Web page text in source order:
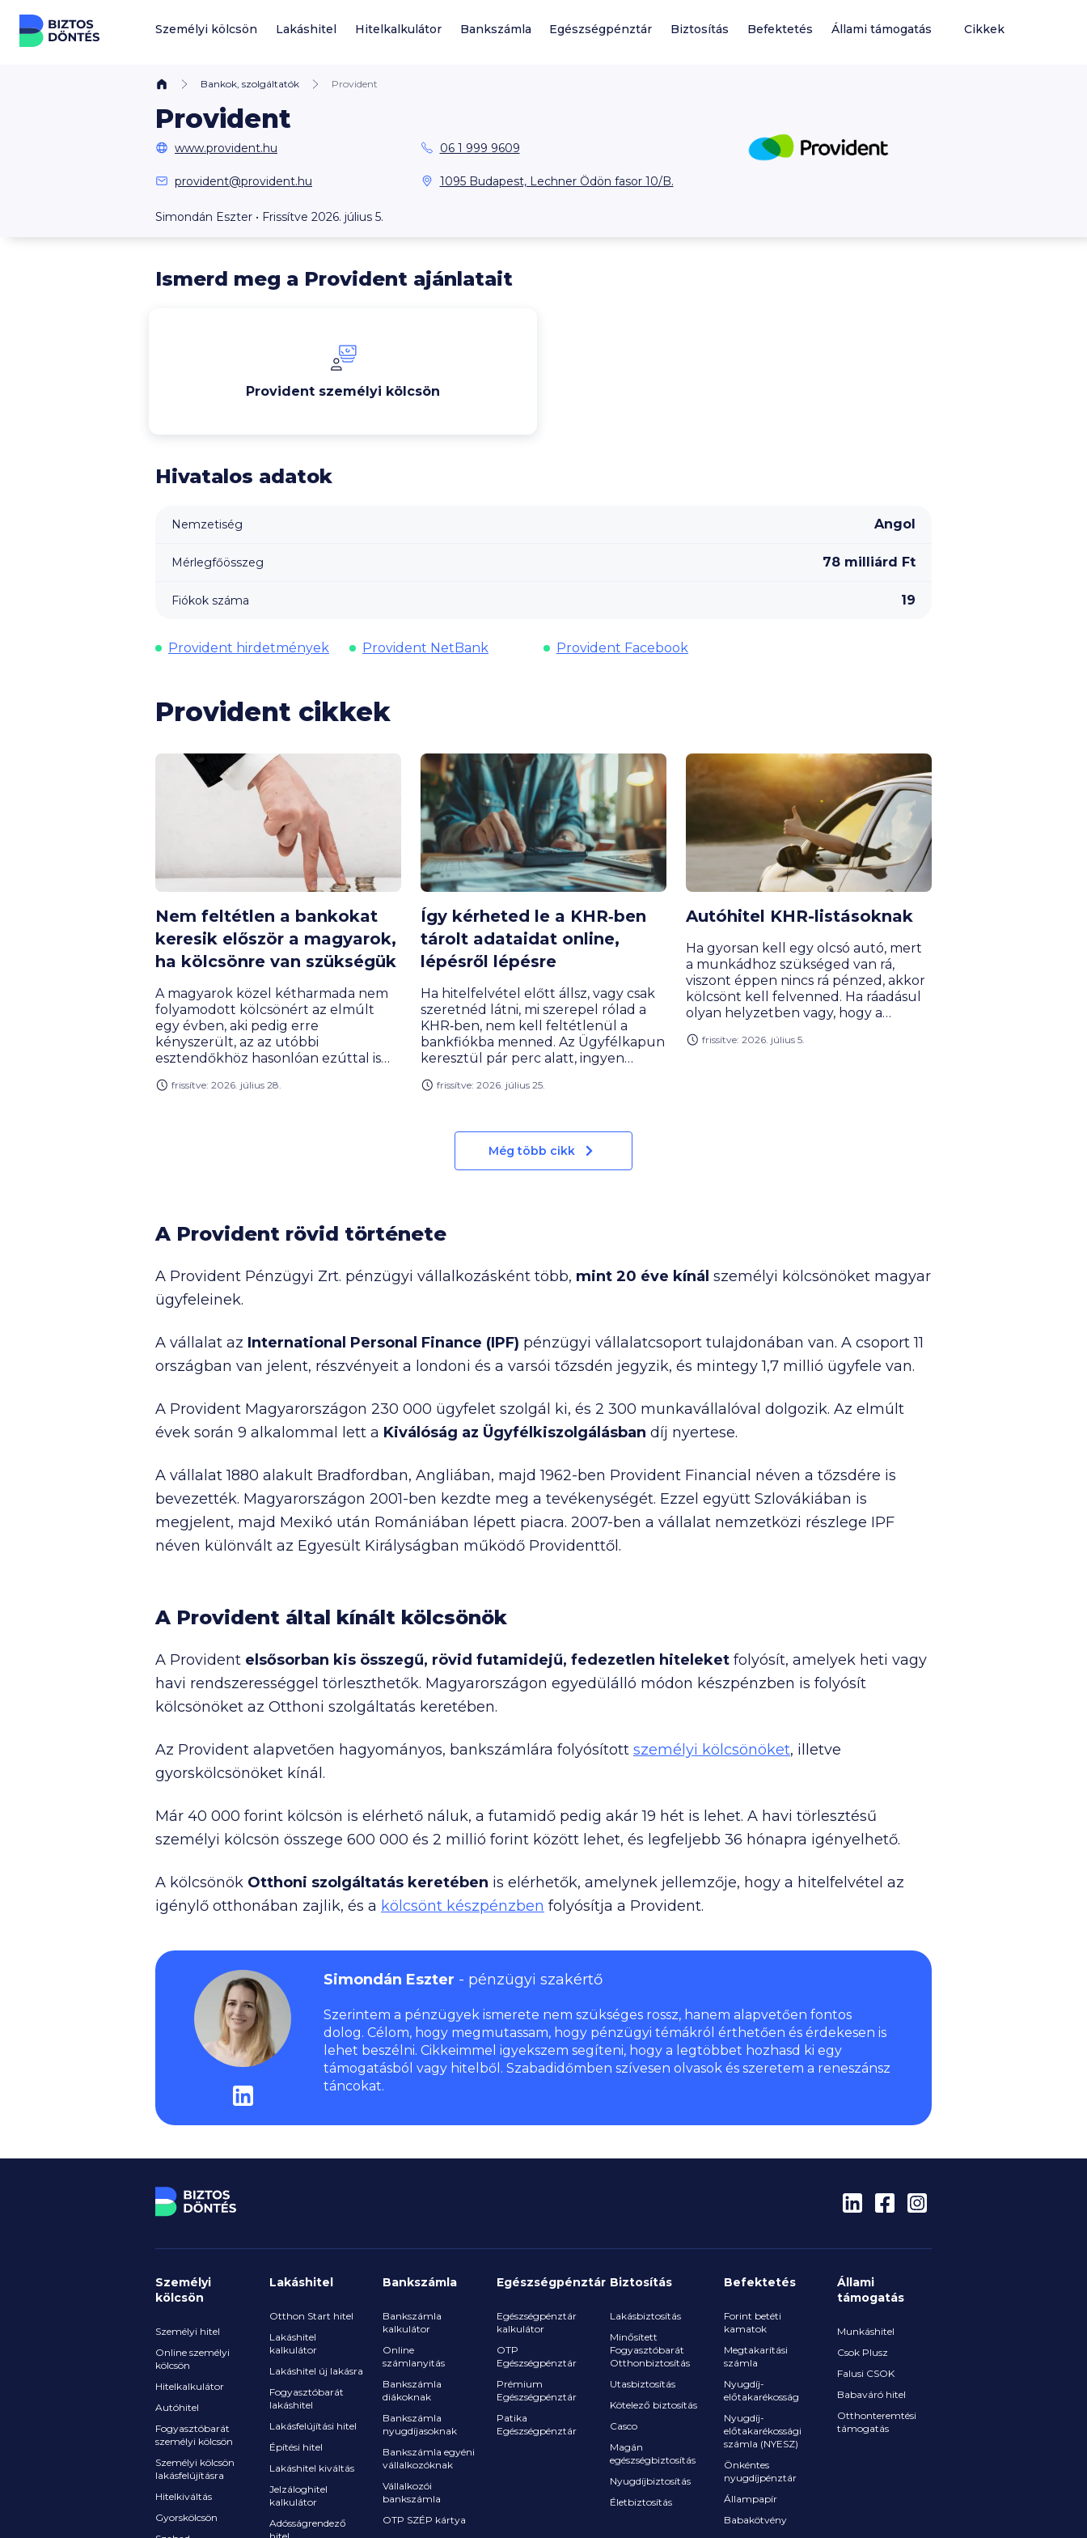
Ugrás a tartalomhoz
Személyi kölcsön Lakáshitel Hitelkalkulátor Bankszámla Egészségpénztár Biztosítás Befektetés Állami támogatás Cikkek
Bankok, szolgáltatók Provident
Provident
www.provident.hu 06 1 999 9609
provident@provident.hu 1095 Budapest, Lechner Ödön fasor 10/B.
Simondán Eszter • Frissítve 2026. július 5.
Ismerd meg a Provident ajánlatait
Provident személyi kölcsön
Hivatalos adatok
Nemzetiség Angol
Mérlegfőösszeg 78 milliárd Ft
Fiókok száma 19
Provident hirdetmények Provident NetBank Provident Facebook
Provident cikkek
Nem feltétlen a bankokat
keresik először a magyarok,
ha kölcsönre van szükségük
A magyarok közel kétharmada nem
folyamodott kölcsönért az elmúlt
egy évben, aki pedig erre
kényszerült, az az utóbbi
esztendőkhöz hasonlóan ezúttal is
anyagi segítséget, csak utána a
frissítve: 2026. július 28.
Így kérheted le a KHR‑ben
tárolt adataidat online,
lépésről lépésre
Ha hitelfelvétel előtt állsz, vagy csak
szeretnéd látni, mi szerepel rólad a
KHR‑ben, nem kell feltétlenül a
bankfiókba menned. Az Ügyfélkapun
keresztül pár perc alatt, ingyen
amelyben minden fennálló és
szerepelnek. Az alábbi gyakorlati
útmutatóban lépésről lépésre
megmutatjuk, hogyan intézheted a
frissítve: 2026. július 25.
Autóhitel KHR-listásoknak
Ha gyorsan kell egy olcsó autó, mert
a munkádhoz szükséged van rá,
viszont éppen nincs rá pénzed, akkor
kölcsönt kell felvenned. Ha ráadásul
olyan helyzetben vagy, hogy a
mindig nincs minden veszve. De
frissítve: 2026. július 5.
Még több cikk
A Provident rövid története
A Provident Pénzügyi Zrt. pénzügyi vállalkozásként több, mint 20 éve kínál személyi kölcsönöket magyar
ügyfeleinek.
A vállalat az International Personal Finance (IPF) pénzügyi vállalatcsoport tulajdonában van. A csoport 11
országban van jelent, részvényeit a londoni és a varsói tőzsdén jegyzik, és mintegy1,7 millió ügyfele van.
A Provident Magyarországon 230 000 ügyfelet szolgál ki, és 2 300 munkavállalóval dolgozik. Az elmúlt
évek során 9 alkalommal lett a Kiválóság az Ügyfélkiszolgálásban díj nyertese.
A vállalat 1880 alakult Bradfordban, Angliában, majd 1962-ben Provident Financial néven a tőzsdére is
bevezették. Magyarországon 2001-ben kezdte meg a tevékenységét. Ezzel együtt Szlovákiában is
megjelent, majd Mexikó után Romániában lépett piacra. 2007-ben a vállalat nemzetközi részlege IPF
néven különvált az Egyesült Királyságban működő Providenttől.
A Provident által kínált kölcsönök
A Provident elsősorban kis összegű, rövid futamidejű, fedezetlen hiteleket folyósít, amelyek heti vagy
havi rendszerességgel törleszthetők. Magyarországon egyedülálló módon készpénzben is folyósít
kölcsönöket az Otthoni szolgáltatás keretében.
Az Provident alapvetően hagyományos, bankszámlára folyósított személyi kölcsönöket, illetve
gyorskölcsönöket kínál.
Már 40 000 forint kölcsön is elérhető náluk, a futamidő pedig akár 19 hét is lehet. A havi törlesztésű
személyi kölcsön összege 600 000 és 2 millió forint között lehet, és legfeljebb 36 hónapra igényelhető.
A kölcsönök Otthoni szolgáltatás keretében is elérhetők, amelynek jellemzője, hogy a hitelfelvétel az
igénylő otthonában zajlik, és a kölcsönt készpénzben folyósítja a Provident.
Simondán Eszter pénzügyi szakértő
Szerintem a pénzügyek ismerete nem szükséges rossz, hanem alapvetően fontos
dolog. Célom, hogy megmutassam, hogy pénzügyi témákról érthetően és érdekesen is
lehet beszélni. Cikkeimmel igyekszem segíteni, hogy a legtöbbet hozhasd ki egy
támogatásból vagy hitelből. Szabadidőmben szívesen olvasok és szeretem a reneszánsz
táncokat.
Személyi
kölcsön
Személyi hitel
Online személyi
kölcsön
Hitelkalkulátor
Autóhitel
Fogyasztóbarát
személyi kölcsön
Személyi kölcsön
lakásfelújításra
Hitelkiváltás
Gyorskölcsön
Lakáshitel
Otthon Start hitel
Lakáshitel
kalkulátor
Lakáshitel új lakásra
Fogyasztóbarát
lakáshitel
Lakásfelújítási hitel
Építési hitel
Lakáshitel kiváltás
Jelzáloghitel
kalkulátor
Adósságrendező
Bankszámla
Bankszámla
kalkulátor
Online
számlanyitás
Bankszámla
diákoknak
Bankszámla
nyugdíjasoknak
Bankszámla egyéni
vállalkozóknak
Vállalkozói
bankszámla
OTP SZÉP kártya
Egészségpénztár
Egészségpénztár
kalkulátor
OTP
Egészségpénztár
Prémium
Egészségpénztár
Patika
Egészségpénztár
Biztosítás
Lakásbiztosítás
Minősített
Fogyasztóbarát
Otthonbiztosítás
Utasbiztosítás
Kötelező biztosítás
Casco
Magán
egészségbiztosítás
Nyugdíjbiztosítás
Életbiztosítás
Befektetés
Forint betéti
kamatok
Megtakarítási
számla
Nyugdíj-
előtakarékosság
Nyugdíj-
előtakarékossági
számla (NYESZ)
Önkéntes
nyugdíjpénztár
Állampapír
Babakötvény
Állami
támogatás
Munkáshitel
Csok Plusz
Falusi CSOK
Babaváró hitel
Otthonteremtési
támogatás